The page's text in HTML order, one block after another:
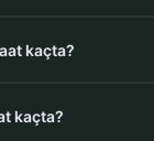
kaçta?
kaçta?